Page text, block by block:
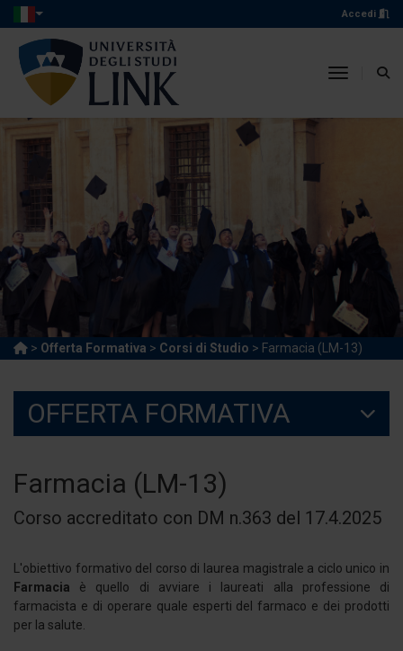
Accedi
toggle
> Offerta Formativa > Corsi di Studio > Farmacia (LM-13)
OFFERTA FORMATIVA
Farmacia (LM-13)
Corso accreditato con DM n.363 del 17.4.2025
L'obiettivo formativo del corso di laurea magistrale a ciclo unico in
Farmacia è quello di avviare i laureati alla professione di
farmacista e di operare quale esperti del farmaco e dei prodotti
per la salute.